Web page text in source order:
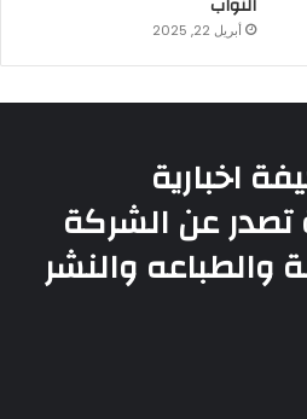
أبريل 22, 2025
اخبارية
تصدر عن الشركة
والطباعه والنشر